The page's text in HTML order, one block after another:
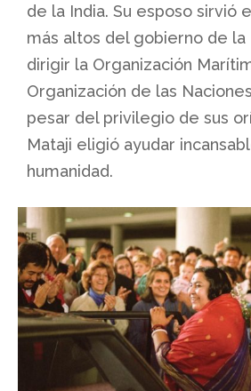
de la India. Su esposo sirvió
más altos del gobierno de la
dirigir la Organización
Organización de las
pesar del privilegio de sus
Mataji eligió ayudar
humanidad.